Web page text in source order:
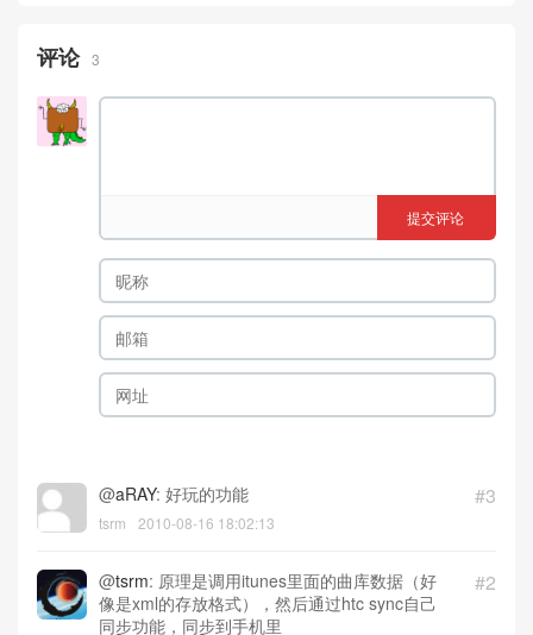
评论 3
提交评论
#3
@aRAY: 好玩的功能
tsrm 2010-08-16 18:02:13
#2
@tsrm: 原理是调用itunes里面的曲库数据（好
像是xml的存放格式），然后通过htc sync自己
同步功能，同步到手机里